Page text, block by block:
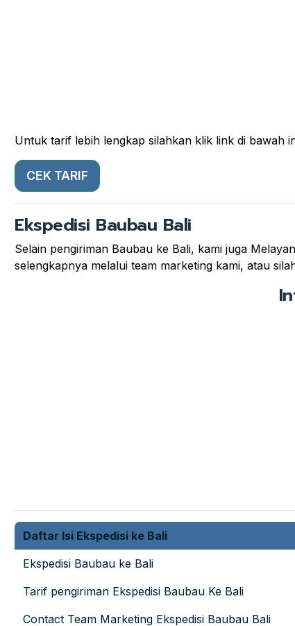
Untuk tarif lebih lengkap silahkan klik link di bawah
CEK TARIF
Ekspedisi Baubau Bali
Selain pengiriman Baubau ke Bali, kami juga
selengkapnya melalui team marketing kami, atau
Daftar Isi Ekspedisi ke Bali
Ekspedisi Baubau ke Bali
Tarif pengiriman Ekspedisi Baubau Ke Bali
Contact Team Marketing Ekspedisi Baubau Bali